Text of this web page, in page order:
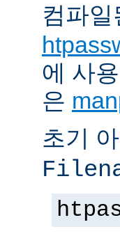
컴파
에 사
은
초기